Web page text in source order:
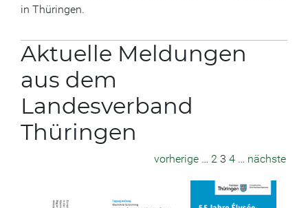
in Thüringen.
Aktuelle Meldungen
aus dem
Landesverband
Thüringen
vorherige … 2 3 4 … nächste